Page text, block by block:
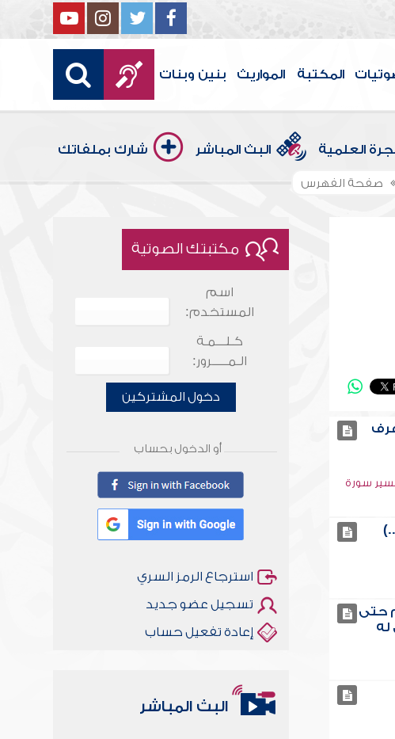
المكتبة المواريث بنين وبنات
العلمية البث المباشر شارك بملفاتك
صفحة الفهرس
سورة
حتى
له
مكتبتك الصوتية
اسم
المستخدم:
كـلـــمـة
الـمـــــرور:
دخول المشتركين
أو الدخول بحساب
استرجاع الرمز السري
تسجيل عضو جديد
إعادة تفعيل حساب
البث المباشر